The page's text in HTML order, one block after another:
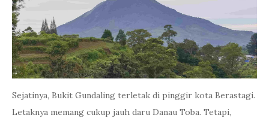
Sejatinya, Bukit Gundaling terletak di pinggir kota Berastagi.
Letaknya memang cukup jauh daru Danau Toba. Tetapi,